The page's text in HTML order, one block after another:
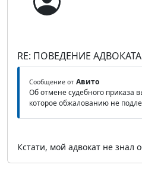
RE: ПОВЕДЕНИЕ АДВОКАТА
Сообщение от Авито
Об отмене судебного приказа
которое обжалованию не
Кстати, мой адвокат не знал